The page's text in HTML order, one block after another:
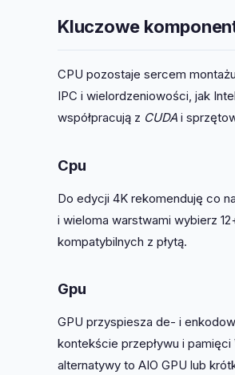
Kluczowe
CPU pozostaje sercem
IPC i wielordzeniowości, jak
współpracują z CUDA i
Cpu
Do edycji 4K rekomenduję co
i wieloma warstwami wybierz
kompatybilnych z płytą.
Gpu
GPU przyspiesza de- i
kontekście przepływu i
alternatywy to AIO GPU lub